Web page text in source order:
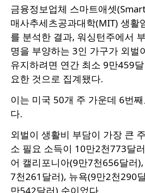
금융정보업체 스마트애셋
매사추세츠공과대학(MIT) 생활
를 분석한 결과, 워싱턴주에서
명을 부양하는 3인 가구가 외벌
유지하려면 연간 최소 9만459
요한 것으로 집계됐다.
이는 미국 50개 주 가운데 6번
다.
외벌이 생활비 부담이 가장 큰
소 필요 소득이 10만2천773달
어 캘리포니아(9만7천656달러
7천261달러), 뉴욕(9만2천290
만542달러) 순이었다.